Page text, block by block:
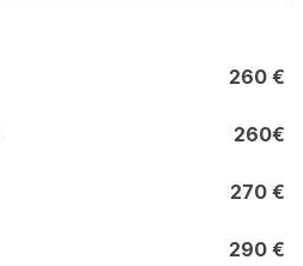
260 €
260€
270 €
290 €